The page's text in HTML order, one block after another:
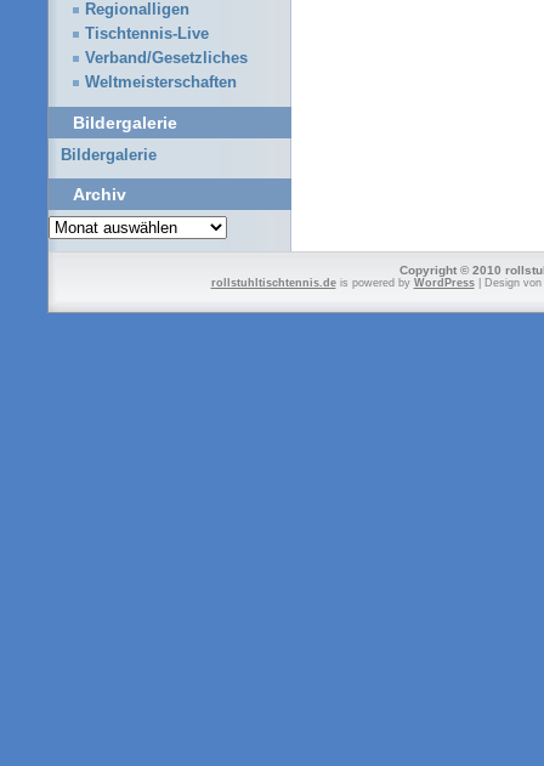
Regionalligen
Tischtennis-Live
Verband/Gesetzliches
Weltmeisterschaften
Bildergalerie
Bildergalerie
Archiv
Archiv
Copyright © 2010
rollstuhltischtennis.deis powered by WordPress| Design von